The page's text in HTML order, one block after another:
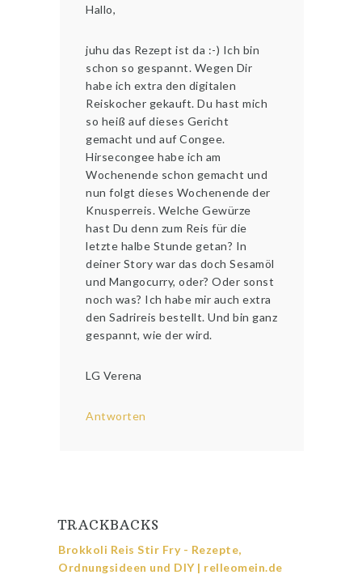
Hallo,
juhu das Rezept ist da :-) Ich bin
schon so gespannt. Wegen Dir
habe ich extra den digitalen
Reiskocher gekauft. Du hast mich
so heiß auf dieses Gericht
gemacht und auf Congee.
Hirsecongee habe ich am
Wochenende schon gemacht und
nun folgt dieses Wochenende der
Knusperreis. Welche Gewürze
hast Du denn zum Reis für die
letzte halbe Stunde getan? In
deiner Story war das doch Sesamöl
und Mangocurry, oder? Oder sonst
noch was? Ich habe mir auch extra
den Sadrireis bestellt. Und bin ganz
gespannt, wie der wird.
LG Verena
Antworten
TRACKBACKS
Brokkoli Reis Stir Fry - Rezepte,
Ordnungsideen und DIY | relleomein.de